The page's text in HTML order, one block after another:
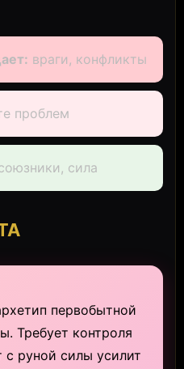
враги, конфликты
проблем
сила
первобытной
Требует контроля
с руной силы усилит